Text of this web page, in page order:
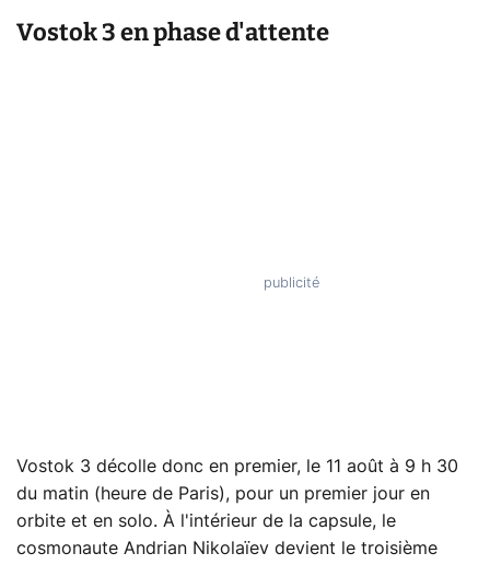
Vostok 3 en phase d'attente
Vostok 3 décolle donc en premier, le 11 août à 9 h 30
du matin (heure de Paris), pour un premier jour en
orbite et en solo. À l'intérieur de la capsule, le
cosmonaute Andrian Nikolaïev devient le troisième